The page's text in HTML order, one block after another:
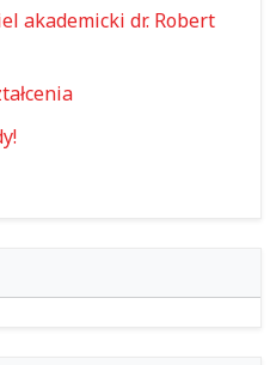
akademicki dr. Robert